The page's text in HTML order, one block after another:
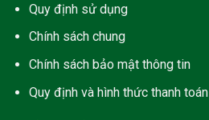
Quy định sử dụng
Chính sách chung
Chính sách bảo mật thông tin
Quy định và hình thức thanh toán